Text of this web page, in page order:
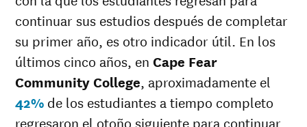
razas
Raza
desconocida
29%
continuar sus estudios después de completar
su primer año, es otro indicador útil. En los
últimos cinco años, en Cape Fear
Community College, aproximadamente el
42% de los estudiantes a tiempo completo
regresaron el otoño siguiente para continuar